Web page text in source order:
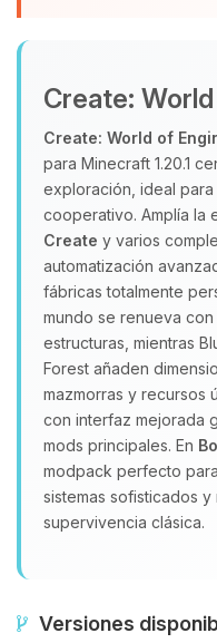
Create:
Create: World of
para Minecraft 1.20.1
exploración, ideal
cooperativo. Amplía la
Create y varios
automatización
fábricas totalmente
mundo se renueva
estructuras, mientras
Forest añaden
mazmorras y recursos
con interfaz mejorada
mods principales. En
modpack perfecto
sistemas sofisticados
supervivencia clásica.
Versiones